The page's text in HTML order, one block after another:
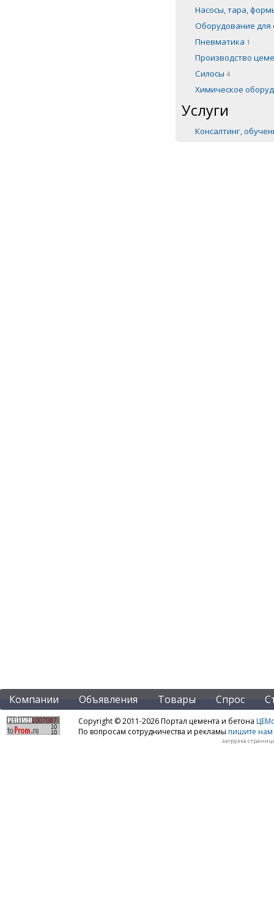
Насосы, тара,
Оборудование для
Пневматика 1
Производство
Силосы 4
Химическое
Услуги
Консалтинг,
Компании Объявления Товары Спрос
Copyright © 2011-2026 Портал цемента и бетона
По вопросам сотрудничества и рекламы пишите нам
загрузка